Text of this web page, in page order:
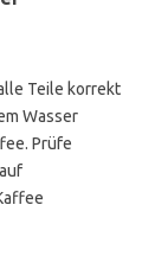
Teile korrekt
Wasser
Prüfe